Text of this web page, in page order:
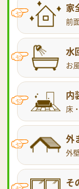
家
前
水
お
内
床
外
外
そ